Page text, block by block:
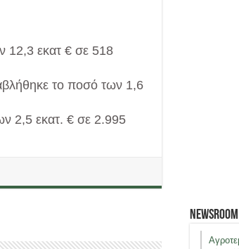
12,3 εκατ € σε 518
το ποσό των 1,6
2,5 εκατ. € σε 2.995
Newsroom